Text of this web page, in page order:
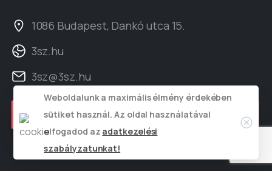
1086 Budapest, Dankó utca 15.
3sz.hu
3sz@3sz.hu
Kapcsolat
Weboldalunk a maximális élmény érdekében
sütiket használ. Az oldal használatával
elfogadod az adatkezelési
szabályzatunkat!